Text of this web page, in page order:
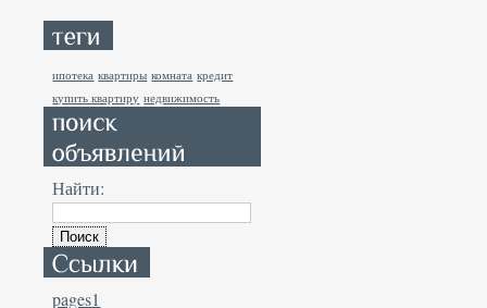
ипотека квартиры комната кредит
купить квартиру недвижимость
Найти:
pages1